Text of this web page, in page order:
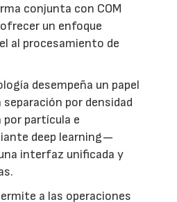
conjunta con COM
un enfoque
al procesamiento de
desempeña un papel
por densidad
partícula e
deep learning—
interfaz unificada y
a las operaciones